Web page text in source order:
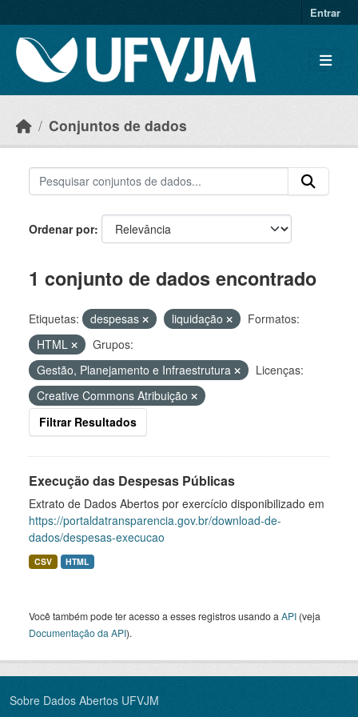
Entrar
Conjuntos de dados
Ordenar por
1 conjunto de dados encontrado
Etiquetas: despesas liquidação
Formatos:
HTML
Grupos:
Gestão, Planejamento e Infraestrutura
Licenças:
Creative Commons Atribuição
Filtrar Resultados
Execução das Despesas Públicas
Extrato de Dados Abertos por exercício disponibilizado em
https://portaldatransparencia.gov.br/download-de-
dados/despesas-execucao
CSV HTML
Você também pode ter acesso a esses registros usando a API (veja
Documentação da API).
Sobre Dados Abertos UFVJM